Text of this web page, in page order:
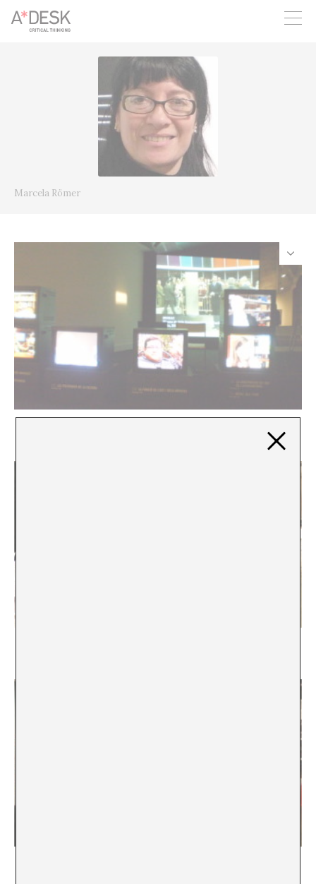
crees también en A*DESK seguimos necesitándote para poder
seguir adelante. Ahora puedes participar del proyecto y
apoyarlo.
Marcela Römer
El ser latinoamericano dentro de un barroquismo